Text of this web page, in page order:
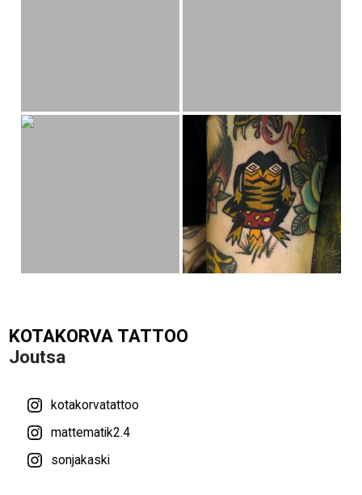
KOTAKORVA TATTOO
Joutsa
kotakorvatattoo
mattematik2.4
sonjakaski